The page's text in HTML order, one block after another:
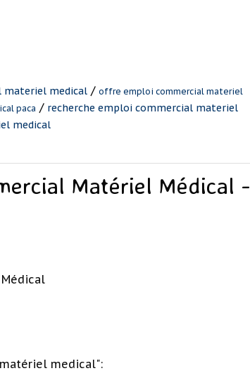
medical / offre emploi commercial materiel
paca / recherche emploi commercial materiel
medical
Matériel Médical -
medical":